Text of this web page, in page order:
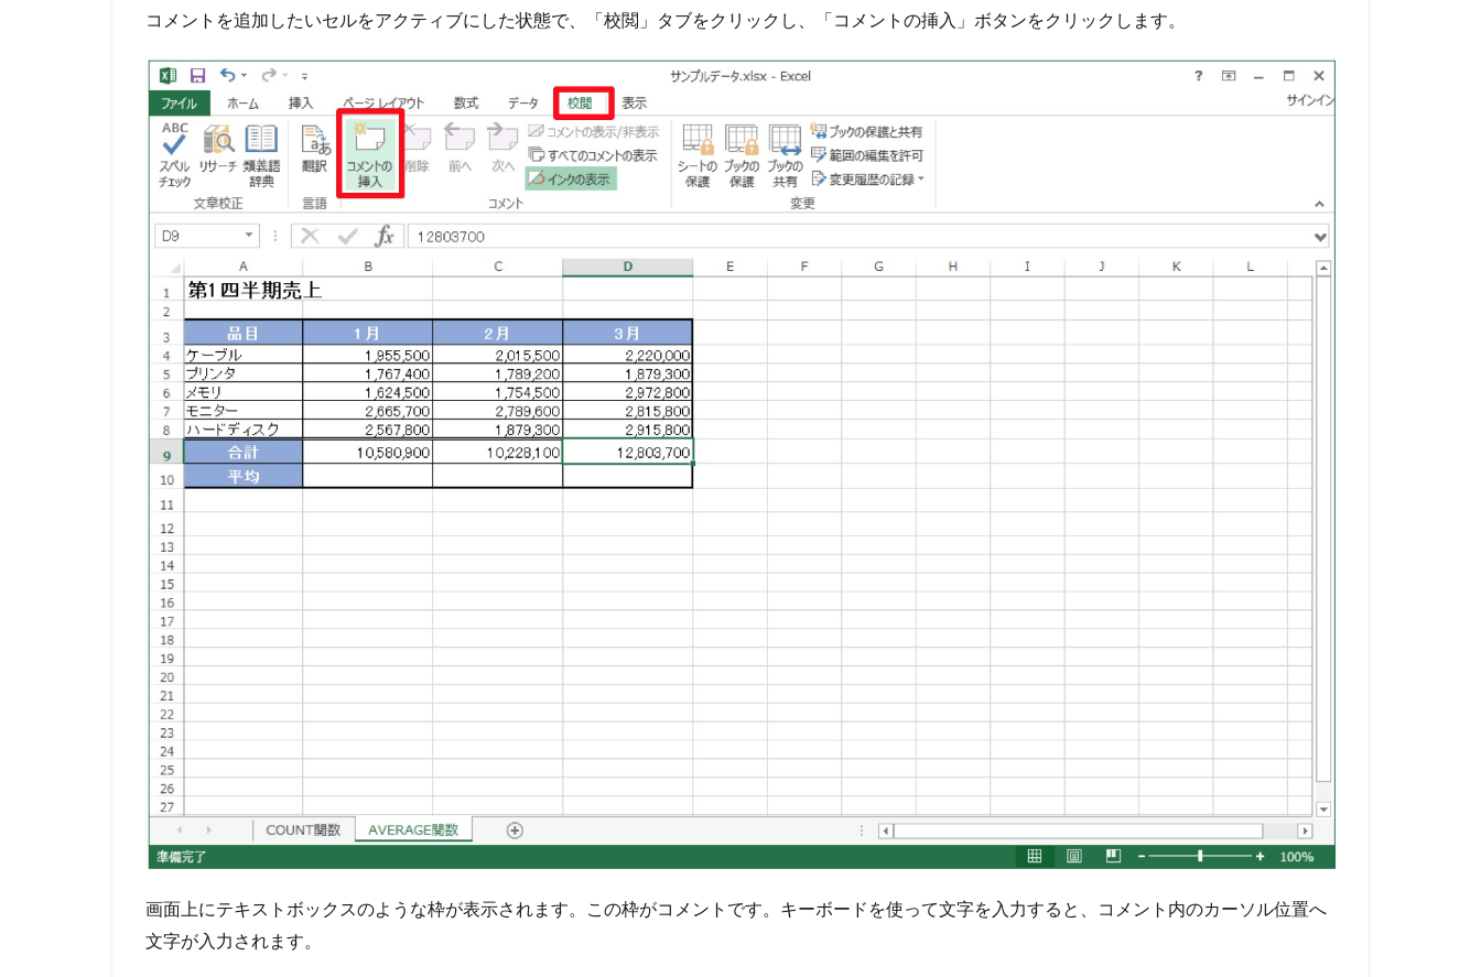
コメントを追加したいセルをアクティブにした状態で、「校閲」タブをクリックし、「コメントの挿入」ボタンをクリックします。
画面上にテキストボックスのような枠が表示されます。この枠がコメントです。キーボードを使って文字を入力すると、コメント内のカーソル位置へ
文字が入力されます。